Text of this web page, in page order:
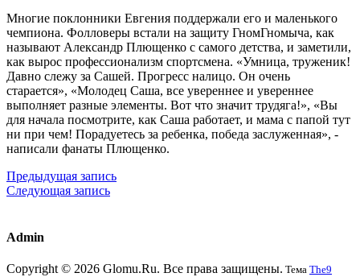
Многие поклонники Евгения поддержали его и маленького
чемпиона. Фолловеры встали на защиту ГномГномыча, как
называют Александр Плющенко с самого детства, и заметили,
как вырос профессионализм спортсмена. «Умница, труженик!
Давно слежу за Сашей. Прогресс налицо. Он очень
старается», «Молодец Саша, все увереннее и увереннее
выполняет разные элементы. Вот что значит трудяга!», «Вы
для начала посмотрите, как Саша работает, и мама с папой тут
ни при чем! Порадуетесь за ребенка, победа заслуженная», -
написали фанаты Плющенко.
Предыдущая запись
Следующая запись
Admin
Copyright © 2026 Glomu.Ru. Все права защищены. Тема The9